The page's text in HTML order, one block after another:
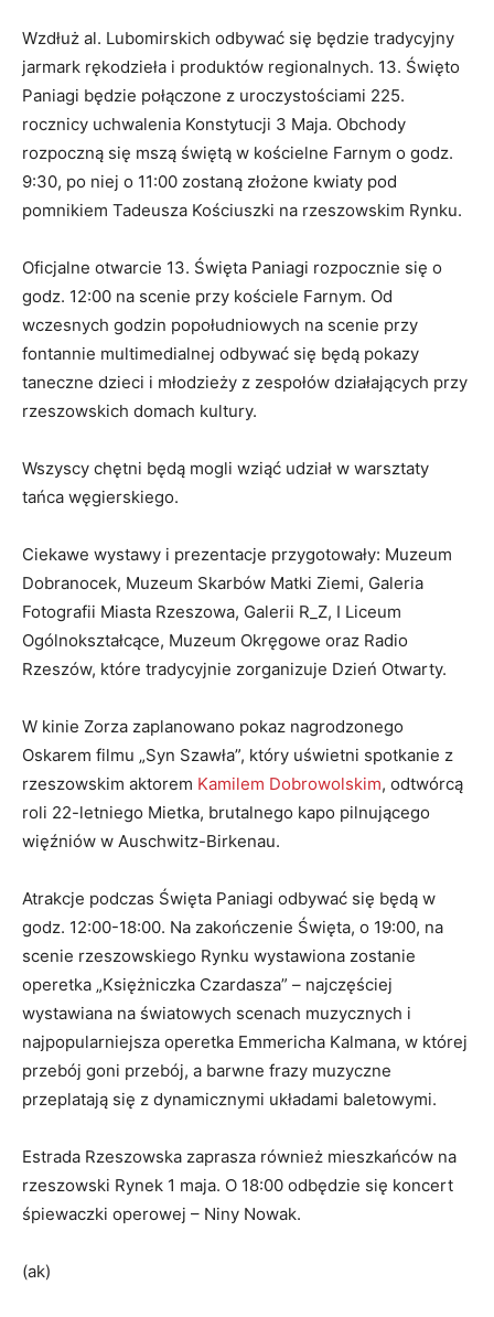
Wzdłuż al. Lubomirskich odbywać się będzie tradycyjny
jarmark rękodzieła i produktów regionalnych. 13. Święto
Paniagi będzie połączone z uroczystościami 225.
rocznicy uchwalenia Konstytucji 3 Maja. Obchody
rozpoczną się mszą świętą w kościelne Farnym o godz.
9:30, po niej o 11:00 zostaną złożone kwiaty pod
pomnikiem Tadeusza Kościuszki na rzeszowskim Rynku.
Oficjalne otwarcie 13. Święta Paniagi rozpocznie się o
godz. 12:00 na scenie przy kościele Farnym. Od
wczesnych godzin popołudniowych na scenie przy
fontannie multimedialnej odbywać się będą pokazy
taneczne dzieci i młodzieży z zespołów działających przy
rzeszowskich domach kultury.
Wszyscy chętni będą mogli wziąć udział w warsztaty
tańca węgierskiego.
Ciekawe wystawy i prezentacje przygotowały: Muzeum
Dobranocek, Muzeum Skarbów Matki Ziemi, Galeria
Fotografii Miasta Rzeszowa, Galerii R_Z, I Liceum
Ogólnokształcące, Muzeum Okręgowe oraz Radio
Rzeszów, które tradycyjnie zorganizuje Dzień Otwarty.
W kinie Zorza zaplanowano pokaz nagrodzonego
Oskarem filmu „Syn Szawła”, który uświetni spotkanie z
rzeszowskim aktorem Kamilem Dobrowolskim, odtwórcą
roli 22-letniego Mietka, brutalnego kapo pilnującego
więźniów w Auschwitz-Birkenau.
Atrakcje podczas Święta Paniagi odbywać się będą w
godz. 12:00-18:00. Na zakończenie Święta, o 19:00, na
scenie rzeszowskiego Rynku wystawiona zostanie
operetka „Księżniczka Czardasza” – najczęściej
wystawiana na światowych scenach muzycznych i
najpopularniejsza operetka Emmericha Kalmana, w której
przebój goni przebój, a barwne frazy muzyczne
przeplatają się z dynamicznymi układami baletowymi.
Estrada Rzeszowska zaprasza również mieszkańców na
rzeszowski Rynek 1 maja. O 18:00 odbędzie się koncert
śpiewaczki operowej – Niny Nowak.
(ak)